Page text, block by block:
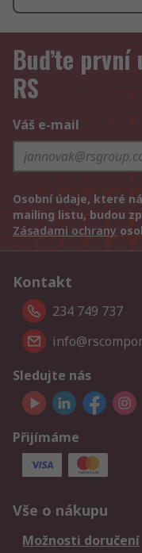
Buďte první
RS
Váš e-mail
Osobní údaje, které
mailing listu, budou
Zásadami ochrany
Kontakt
234 749 737
Sledujte nás
Přijímáme
Vše o nákupu
Možnosti doručení